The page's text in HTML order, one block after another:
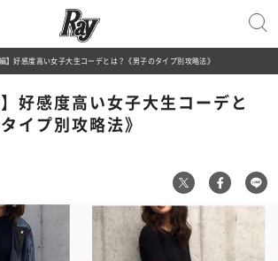
編】好感度高い女子大生コーデとは？《男子のタイプ別攻略法》
】好感度高い女子大生コーデと
イプ別攻略法》